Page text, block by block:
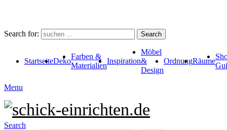
Search for: Search
StartseiteDeko
Farben &
Materialien
Inspiration
Möbel
&
Design
OrdnungRäume
Menu
Search